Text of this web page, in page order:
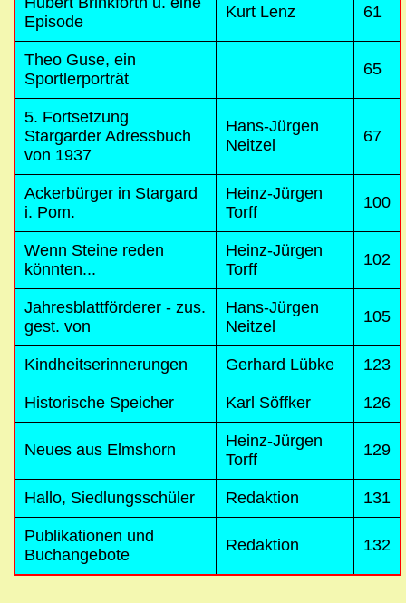
Episode
Kurt Lenz 61
Theo Guse, ein
Sportlerporträt
65
5. Fortsetzung
Stargarder Adressbuch
von 1937
Hans-Jürgen
Neitzel
67
Ackerbürger in Stargard
i. Pom.
Heinz-Jürgen
Torff
100
Wenn Steine reden
könnten...
Heinz-Jürgen
Torff
102
Jahresblattförderer - zus.
gest. von
Hans-Jürgen
Neitzel
105
Kindheitserinnerungen Gerhard Lübke 123
Historische Speicher Karl Söffker 126
Neues aus Elmshorn
Heinz-Jürgen
Torff
129
Hallo, Siedlungsschüler Redaktion 131
Publikationen und
Buchangebote
Redaktion 132